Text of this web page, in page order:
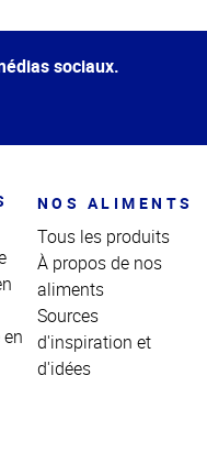
sociaux.
NOS ALIMENTS
Tous les produits
À propos de nos
aliments
Sources
d'inspiration et
d'idées